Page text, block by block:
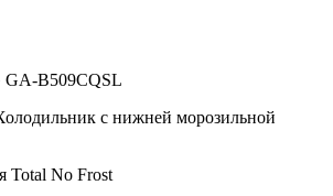
GA-B509CQSL
с нижней морозильной
Total No Frost